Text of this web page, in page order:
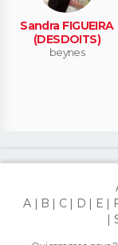
Sandra FIGUEIRA
(DESDOITS)
beynes
A
B C D E